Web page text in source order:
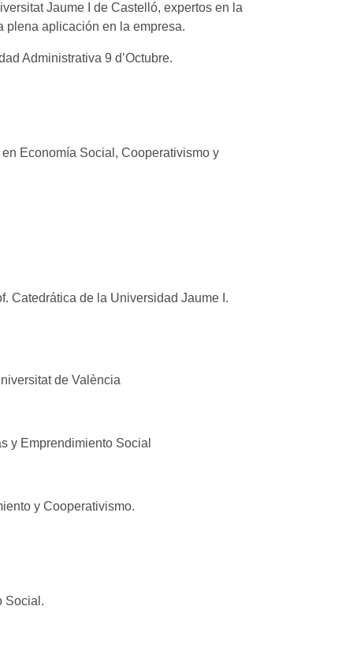
Jaume I de Castelló, expertos en la
plena aplicación en la empresa.
Administrativa 9 d’Octubre.
Economía Social, Cooperativismo y
Catedrática de la Universidad Jaume I.
de València
y Emprendimiento Social
y Cooperativismo.
Social.